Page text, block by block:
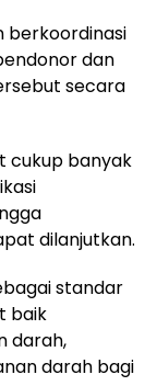
berkoordinasi
dan
secara
cukup banyak
dilanjutkan.
standar
baik
darah,
darah bagi